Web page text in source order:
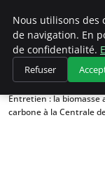
Accueil
Sustainable
Entretien : la biomasse
carbone à la Centrale
Nous utilisons des
de navigation. En
de confidentialité.
Refuser